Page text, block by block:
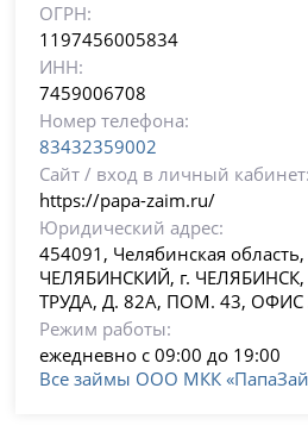
ОГРН:
1197456005834
ИНН:
7459006708
Номер телефона:
83432359002
Сайт / вход в личный кабинет:
https://papa-zaim.ru/
Юридический адрес:
454091, Челябинская область,
ЧЕЛЯБИНСКИЙ, г. ЧЕЛЯБИНСК,
ТРУДА, Д. 82А, ПОМ. 43, ОФИС
Режим работы:
ежедневно с 09:00 до 19:00
Все займы ООО МКК